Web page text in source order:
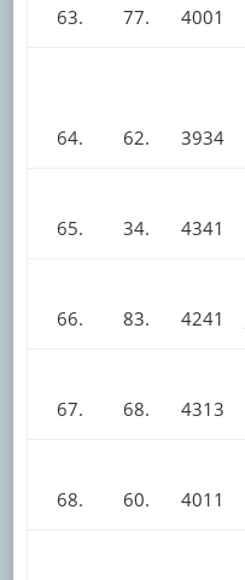
63. 77. 4001
64. 62. 3934
65. 34. 4341
66. 83. 4241
67. 68. 4313
68. 60. 4011